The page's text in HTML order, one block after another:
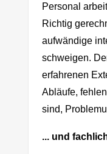
Personal
Richtig
aufwändige
schweigen.
erfahrenen
Abläufe,
sind,
... und